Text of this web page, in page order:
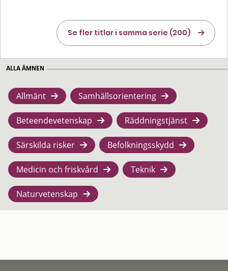
Se fler titlar i samma serie (200)
ALLA ÄMNEN
Allmänt Samhällsorientering
Beteendevetenskap Räddningstjänst
Särskilda risker Befolkningsskydd
Medicin och friskvård Teknik
Naturvetenskap